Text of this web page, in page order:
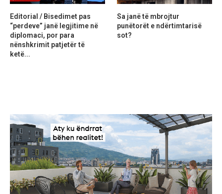
Editorial / Bisedimet pas
“perdeve” janë legjitime në
diplomaci, por para
nënshkrimit patjetër të
ketë...
Sa janë të mbrojtur
punëtorët e ndërtimtarisë
sot?